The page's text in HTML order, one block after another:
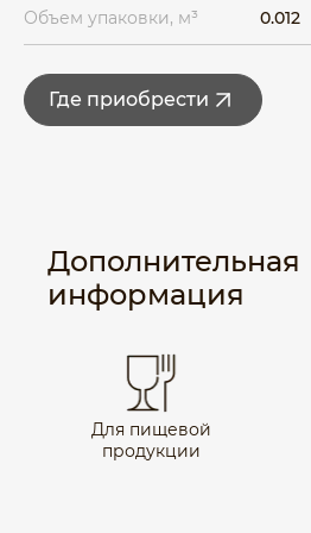
Объем упаковки, м³ 0.012
Где приобрести
Дополнительная
информация
Для пищевой
продукции